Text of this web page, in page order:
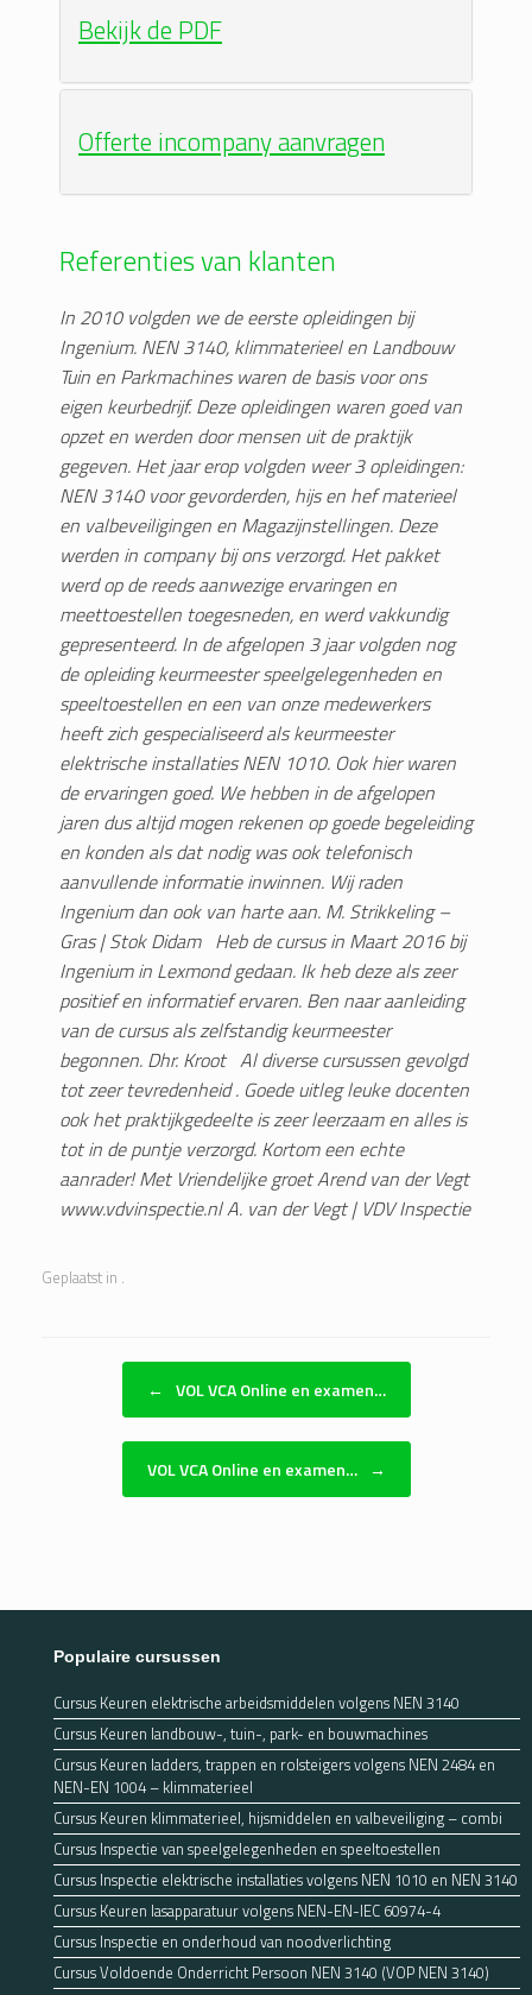
Bekijk de PDF
Offerte incompany aanvragen
Referenties van klanten
In 2010 volgden we de eerste opleidingen bij
Ingenium. NEN 3140, klimmaterieel en Landbouw
Tuin en Parkmachines waren de basis voor ons
eigen keurbedrijf. Deze opleidingen waren goed van
opzet en werden door mensen uit de praktijk
gegeven. Het jaar erop volgden weer 3 opleidingen:
NEN 3140 voor gevorderden, hijs en hef materieel
en valbeveiligingen en Magazijnstellingen. Deze
werden in company bij ons verzorgd. Het pakket
werd op de reeds aanwezige ervaringen en
meettoestellen toegesneden, en werd vakkundig
gepresenteerd. In de afgelopen 3 jaar volgden nog
de opleiding keurmeester speelgelegenheden en
speeltoestellen en een van onze medewerkers
heeft zich gespecialiseerd als keurmeester
elektrische installaties NEN 1010. Ook hier waren
de ervaringen goed. We hebben in de afgelopen
jaren dus altijd mogen rekenen op goede begeleiding
en konden als dat nodig was ook telefonisch
aanvullende informatie inwinnen. Wij raden
Ingenium dan ook van harte aan. M. Strikkeling –
Gras | Stok Didam Heb de cursus in Maart 2016 bij
Ingenium in Lexmond gedaan. Ik heb deze als zeer
positief en informatief ervaren. Ben naar aanleiding
van de cursus als zelfstandig keurmeester
begonnen. Dhr. Kroot Al diverse cursussen gevolgd
tot zeer tevredenheid . Goede uitleg leuke docenten
ook het praktijkgedeelte is zeer leerzaam en alles is
tot in de puntje verzorgd. Kortom een echte
aanrader! Met Vriendelijke groet Arend van der Vegt
www.vdvinspectie.nlA. van der Vegt | VDV Inspectie
Geplaatst in .
Bericht navigatie
← VOL VCA Online en examen…
VOL VCA Online en examen… →
Populaire cursussen
Cursus Keuren elektrische arbeidsmiddelen volgens NEN 3140
Cursus Keuren landbouw-, tuin-, park- en bouwmachines
Cursus Keuren ladders, trappen en rolsteigers volgens NEN 2484 en
NEN-EN 1004 – klimmaterieel
Cursus Keuren klimmaterieel, hijsmiddelen en valbeveiliging – combi
Cursus Inspectie van speelgelegenheden en speeltoestellen
Cursus Inspectie elektrische installaties volgens NEN 1010 en NEN 3140
Cursus Keuren lasapparatuur volgens NEN-EN-IEC 60974-4
Cursus Inspectie en onderhoud van noodverlichting
Cursus Voldoende Onderricht Persoon NEN 3140 (VOP NEN 3140)